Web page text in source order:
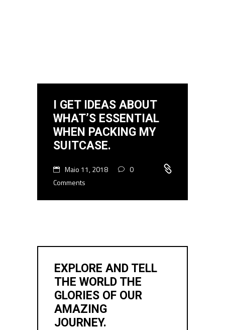
I GET IDEAS ABOUT
WHAT’S ESSENTIAL
WHEN PACKING MY
SUITCASE.
Maio 11, 2018
0
Comments
EXPLORE AND TELL
THE WORLD THE
GLORIES OF OUR
AMAZING
JOURNEY.